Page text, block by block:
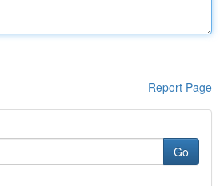
Report Page
Go